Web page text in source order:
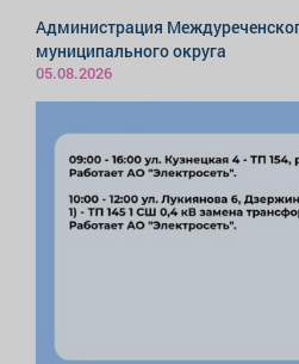
Администрация
муниципального округа
05.08.2026